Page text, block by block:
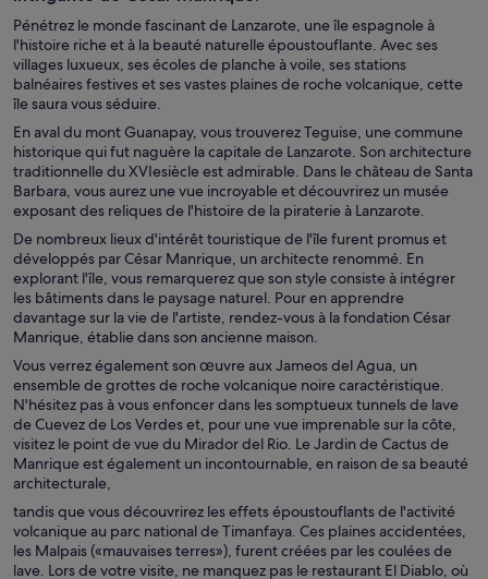
Pénétrez le monde fascinant de Lanzarote, une île espagnole à
l'histoire riche et à la beauté naturelle époustouflante. Avec ses
villages luxueux, ses écoles de planche à voile, ses stations
balnéaires festives et ses vastes plaines de roche volcanique, cette
île saura vous séduire.
En aval du mont Guanapay, vous trouverez Teguise, une commune
historique qui fut naguère la capitale de Lanzarote. Son architecture
traditionnelle du XVIesiècle est admirable. Dans le château de Santa
Barbara, vous aurez une vue incroyable et découvrirez un musée
exposant des reliques de l'histoire de la piraterie à Lanzarote.
De nombreux lieux d'intérêt touristique de l'île furent promus et
développés par César Manrique, un architecte renommé. En
explorant l'île, vous remarquerez que son style consiste à intégrer
les bâtiments dans le paysage naturel. Pour en apprendre
davantage sur la vie de l'artiste, rendez-vous à la fondation César
Manrique, établie dans son ancienne maison.
Vous verrez également son œuvre aux Jameos del Agua, un
ensemble de grottes de roche volcanique noire caractéristique.
N'hésitez pas à vous enfoncer dans les somptueux tunnels de lave
de Cuevez de Los Verdes et, pour une vue imprenable sur la côte,
visitez le point de vue du Mirador del Rio. Le Jardin de Cactus de
Manrique est également un incontournable, en raison de sa beauté
architecturale,
tandis que vous découvrirez les effets époustouflants de l'activité
volcanique au parc national de Timanfaya. Ces plaines accidentées,
les Malpais («mauvaises terres»), furent créées par les coulées de
lave. Lors de votre visite, ne manquez pas le restaurant El Diablo, où